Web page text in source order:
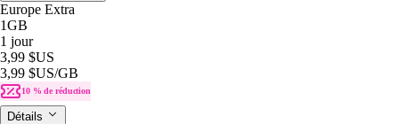
Europe Extra
1GB
1 jour
3,99 $US
3,99 $US/GB
10 % de réduction
Détails